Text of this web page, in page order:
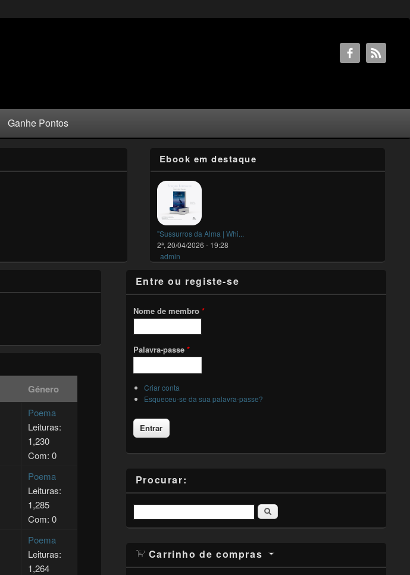
Ganhe Pontos
Ebook em destaque
"Sussurros da Alma | Whi...
2ª, 20/04/2026 - 19:28
admin
Género
Poema
Leituras:
1,230
Com: 0
Poema
Leituras:
1,285
Com: 0
Poema
Leituras:
1,264
Entre ou registe-se
Nome de membro *
Palavra-passe *
Criar conta
Esqueceu-se da sua palavra-passe?
Procurar:
Pesquisar
Carrinho de compras